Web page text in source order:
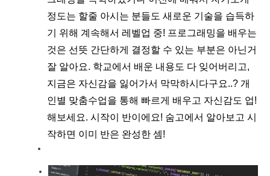
정도는 할줄 아시는 분들도 새로운 기술을 습득하
기 위해 계속해서 레벨업 중! 프로그래밍을 배우는
것은 선뜻 간단하게 결정할 수 있는 부분은 아닌거
잘 알아요. 학교에서 배운 내용도 다 잊어버리고,
지금은 자신감을 잃어가서 막막하시다구요..? 개
인별 맞춤수업을 통해 빠르게 배우고 자신감도 업!
해보세요. 시작이 반이에요! 숨고에서 알아보고 시
작하면 이미 반은 완성한 셈!